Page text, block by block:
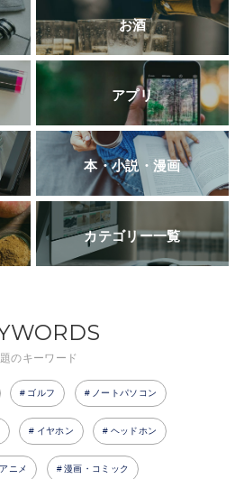
お酒
アプリ
本・小説・漫画
カテゴリー一覧
のキーワード
ゴルフ ノートパソコン
イヤホン ヘッドホン
アニメ 漫画・コミック